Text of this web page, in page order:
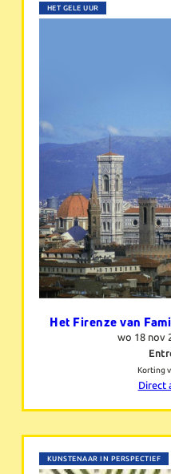
HET GELE UUR
Het Firenze van
wo 18 nov
Korting
Direct
KUNSTENAAR IN PERSPECTIEF